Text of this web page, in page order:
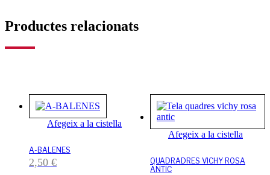
Productes relacionats
Afegeix a la cistella
A-BALENES
2,50 €
Afegeix a la cistella
QUADRADRES VICHY ROSA
ANTIC